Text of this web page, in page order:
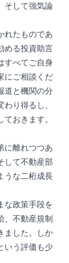
そして強気論
れたものであ
める投資助言
すべてご自身
にご相談くだ
道と機関の分
り得るし、
おきます。
に離れつつあ
して不動産部
うな二桁成長
な政策手段を
、不動産規制
ました。しか
いう評価も少